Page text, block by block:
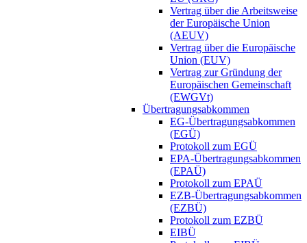
Vertrag über die Arbeitsweise
der Europäische Union
(AEUV)
Vertrag über die Europäische
Union (EUV)
Vertrag zur Gründung der
Europäischen Gemeinschaft
(EWGVt)
Übertragungsabkommen
EG-Übertragungsabkommen
(EGÜ)
Protokoll zum EGÜ
EPA-Übertragungsabkommen
(EPAÜ)
Protokoll zum EPAÜ
EZB-Übertragungsabkommen
(EZBÜ)
Protokoll zum EZBÜ
EIBÜ